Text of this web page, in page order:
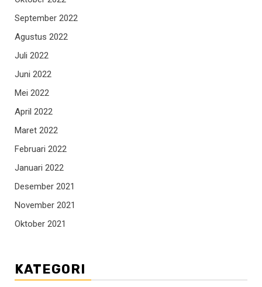
September 2022
Agustus 2022
Juli 2022
Juni 2022
Mei 2022
April 2022
Maret 2022
Februari 2022
Januari 2022
Desember 2021
November 2021
Oktober 2021
KATEGORI